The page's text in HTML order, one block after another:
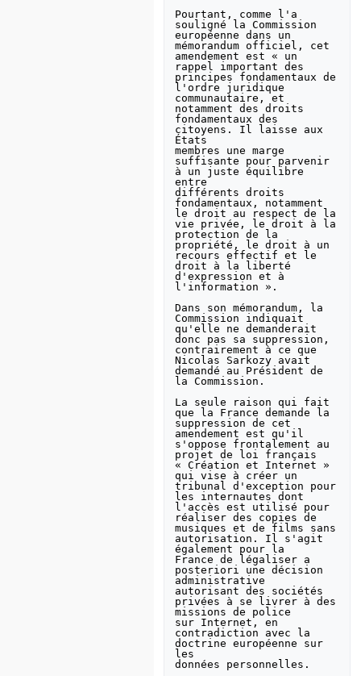
Pourtant, comme l'a
souligné la Commission
européenne dans un
mémorandum officiel, cet
amendement est « un
rappel important des
principes fondamentaux de
l'ordre juridique
communautaire, et
notamment des droits
fondamentaux des
citoyens. Il laisse aux
États
membres une marge
suffisante pour parvenir
à un juste équilibre
entre
différents droits
fondamentaux, notamment
le droit au respect de la
vie privée, le droit à la
protection de la
propriété, le droit à un
recours effectif et le
droit à la liberté
d'expression et à
l'information ».
Dans son mémorandum, la
Commission indiquait
qu'elle ne demanderait
donc pas sa suppression,
contrairement à ce que
Nicolas Sarkozy avait
demandé au Président de
la Commission.
La seule raison qui fait
que la France demande la
suppression de cet
amendement est qu'il
s'oppose frontalement au
projet de loi français
« Création et Internet »
qui vise à créer un
tribunal d'exception pour
les internautes dont
l'accès est utilisé pour
réaliser des copies de
musiques et de films sans
autorisation. Il s'agit
également pour la
France de légaliser a
posteriori une décision
administrative
autorisant des sociétés
privées à se livrer à des
missions de police
sur Internet, en
contradiction avec la
doctrine européenne sur
les
données personnelles.